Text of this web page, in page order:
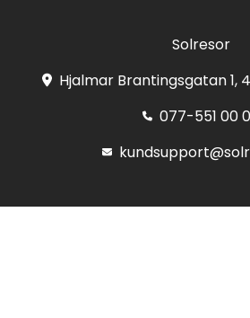
Solresor
Hjalmar Brantingsgatan 1,
077-551 00